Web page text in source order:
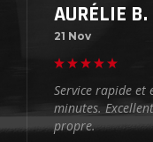
AURÉLIE B.
21 Nov
Service rapide et
minutes.
propre.